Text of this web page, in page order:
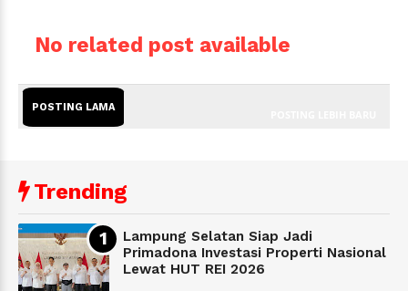
No related post available
POSTING LAMA
Trending
Lampung Selatan Siap Jadi
Primadona Investasi Properti Nasional
Lewat HUT REI 2026